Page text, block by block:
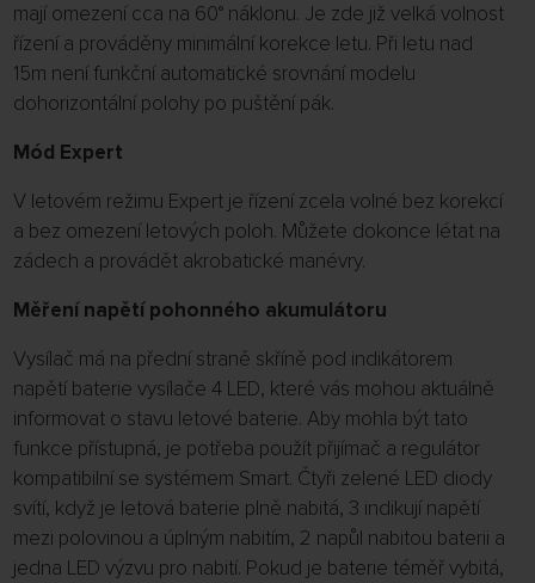
mají omezení cca na 60° náklonu. Je zde již velká volnost
řízení a prováděny minimální korekce letu. Při letu nad
15m není funkční automatické srovnání modelu
dohorizontální polohy po puštění pák.
Mód Expert
V letovém režimu Expert je řízení zcela volné bez korekcí
a bez omezení letových poloh. Můžete dokonce létat na
zádech a provádět akrobatické manévry.
Měření napětí pohonného akumulátoru
Vysílač má na přední straně skříně pod indikátorem
napětí baterie vysílače 4 LED, které vás mohou aktuálně
informovat o stavu letové baterie. Aby mohla být tato
funkce přístupná, je potřeba použít přijímač a regulátor
kompatibilní se systémem Smart. Čtyři zelené LED diody
svítí, když je letová baterie plně nabitá, 3 indikují napětí
mezi polovinou a úplným nabitím, 2 napůl nabitou baterii a
jedna LED výzvu pro nabití. Pokud je baterie téměř vybitá,